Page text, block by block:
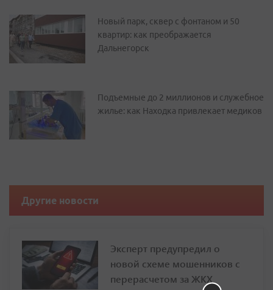
Новый парк, сквер с фонтаном и 50
квартир: как преображается
Дальнегорск
Подъемные до 2 миллионов и служебное
жилье: как Находка привлекает медиков
Другие новости
Эксперт предупредил о
новой схеме мошенников с
перерасчетом за ЖКХ